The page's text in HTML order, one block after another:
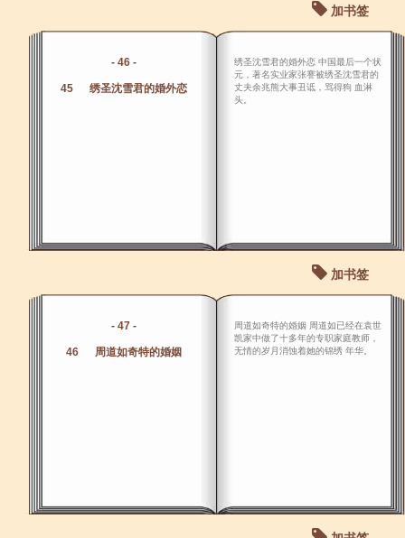
加书签
- 46 -
45 绣圣沈雪君的婚外恋
绣圣沈雪君的婚外恋 中国最后一个状
元，著名实业家张謇被绣圣沈雪君的
丈夫余兆熊大事丑诋，骂得狗 血淋
头。
加书签
- 47 -
46 周道如奇特的婚姻
周道如奇特的婚姻 周道如已经在袁世
凯家中做了十多年的专职家庭教师，
无情的岁月消蚀着她的锦绣 年华。